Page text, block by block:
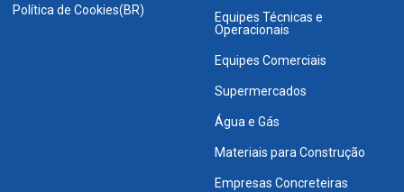
Política de Cookies(BR)
Equipes Técnicas e
Operacionais
Equipes Comerciais
Supermercados
Água e Gás
Materiais para Construção
Empresas Concreteiras